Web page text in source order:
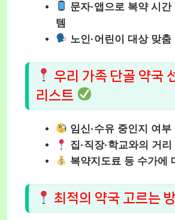
문자·앱으로 복약 시
템
노인·어린이 대상 맞
우리 가족 단골 약국
리스트
임신·수유 중인지 여부
집·직장·학교와의 거리
복약지도료 등 수가에
최적의 약국 고르는